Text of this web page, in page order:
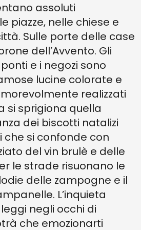
assoluti
piazze, nelle chiese e
Sulle porte delle case
dell’Avvento. Gli
e i negozi sono
lucine colorate e
realizzati
si sprigiona quella
dei biscotti natalizi
si confonde con
del vin brulè e delle
le strade risuonano le
delle zampogne e il
L’inquieta
negli occhi di
che emozionarti